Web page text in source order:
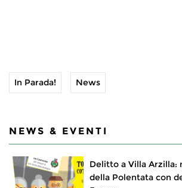
In Parada! News
NEWS & EVENTI
Delitto a Villa Arzilla:
della Polentata con